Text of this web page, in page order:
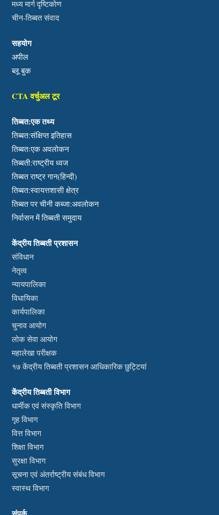
मध्य मार्ग दृष्टिकोण
चीन-तिब्बत संवाद
सहयोग
अपील
ब्लू बुक
CTA वर्चुअल टूर
तिब्बत:एक तथ्य
तिब्बत:संक्षिप्त इतिहास
तिब्बतःएक अवलोकन
तिब्बती:राष्ट्रीय ध्वज
तिब्बत राष्ट्र गान(हिन्दी)
तिब्बत:स्वायत्तशासी क्षेत्र
तिब्बत पर चीनी कब्जा:अवलोकन
निर्वासन में तिब्बती समुदाय
केंद्रीय तिब्बती प्रशासन
संविधान
नेतृत्व
न्यायपालिका
विधायिका
कार्यपालिका
चुनाव आयोग
लोक सेवा आयोग
महालेखा परीक्षक
१७ केंद्रीय तिब्बती प्रशासन आधिकारिक छुट्टियां
केंद्रीय तिब्बती विभाग
धार्मीक एवं संस्कृति विभाग
गृह विभाग
वित्त विभाग
शिक्षा विभाग
सुरक्षा विभाग
सूचना एवं अंतर्राष्ट्रीय संबंध विभाग
स्वास्थ विभाग